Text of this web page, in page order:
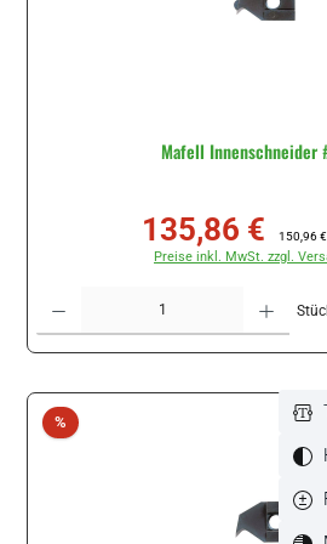
Mafell Innenschneider
Verkaufspreis:
135,86 € Regulärer
150,96 €
Preise inkl. MwSt. zzgl.
%Rabatt